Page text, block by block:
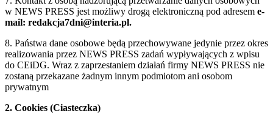
w NEWS PRESS jest możliwy drogą elektroniczną pod adresem e-
mail: redakcja7dni@interia.pl.
8. Państwa dane osobowe będą przechowywane jedynie przez okres
realizowania przez NEWS PRESS zadań wypływających z wpisu
do CEiDG. Wraz z zaprzestaniem działań firmy NEWS PRESS nie
zostaną przekazane żadnym innym podmiotom ani osobom
prywatnym
2. Cookies (Ciasteczka)